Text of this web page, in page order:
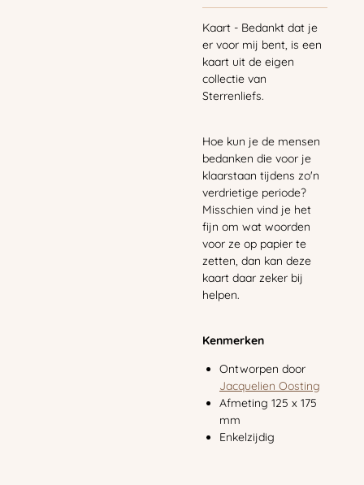
Kaart - Bedankt dat je
er voor mij bent, is een
kaart uit de eigen
collectie van
Sterrenliefs.
Hoe kun je de mensen
bedanken die voor je
klaarstaan tijdens zo'n
verdrietige periode?
Misschien vind je het
fijn om wat woorden
voor ze op papier te
zetten, dan kan deze
kaart daar zeker bij
helpen.
Kenmerken
Ontworpen door
Jacquelien Oosting
Afmeting 125 x 175
mm
Enkelzijdig